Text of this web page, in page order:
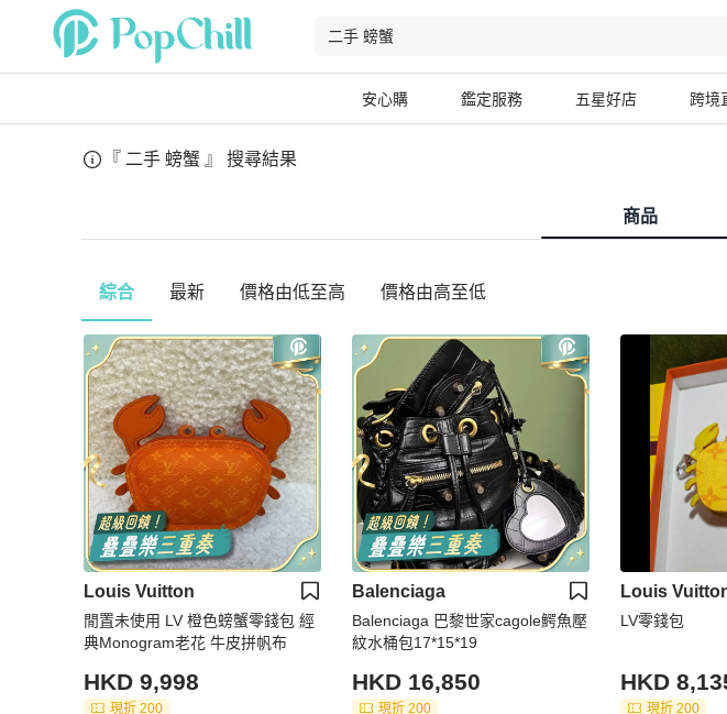
安心購 鑑定服務 五星好店 跨境
『 二手 螃蟹 』 搜尋結果
商品
綜合 最新 價格由低至高 價格由高至低
Louis Vuitton
閒置未使用 LV 橙色螃蟹零錢包 經
典Monogram老花 牛皮拼帆布
HKD 9,998
現折 200
Balenciaga
Balenciaga 巴黎世家cagole鰐魚壓
紋水桶包17*15*19
HKD 16,850
現折 200
Louis
LV零錢包
HKD
現折 200